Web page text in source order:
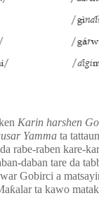
Karin harshen
Yamma ta
rabe-raben kare-
daban tare da
Gobirci a
ƙalar ta kawo